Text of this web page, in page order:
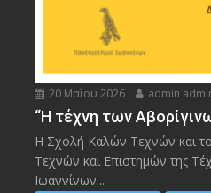
20 Μαΐου 2026 admin
“Η τέχνη των
Η Σχολή Καλών Τεχνών και
Τεχνών και Επιστημών της
Ιωαννίνων...